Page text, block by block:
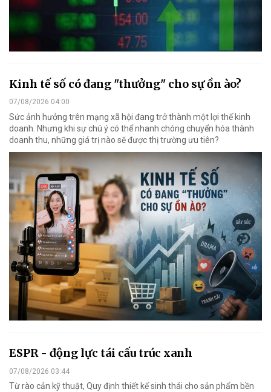
Kinh tế số có đang "thưởng" cho sự ồn ào?
07/08/2026 04:00
Sức ảnh hưởng trên mạng xã hội đang trở thành một lợi thế kinh
doanh. Nhưng khi sự chú ý có thể nhanh chóng chuyển hóa thành
doanh thu, những giá trị nào sẽ được thị trường ưu tiên?
ESPR - động lực tái cấu trúc xanh
07/08/2026 03:44
Từ rào cản kỹ thuật, Quy định thiết kế sinh thái cho sản phẩm bền